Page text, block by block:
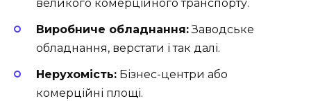
великого комерційного транспорту.
Виробниче обладнання:Заводське
обладнання, верстати і так далі.
Нерухомість: Бізнес-центри або
комерційні площі.